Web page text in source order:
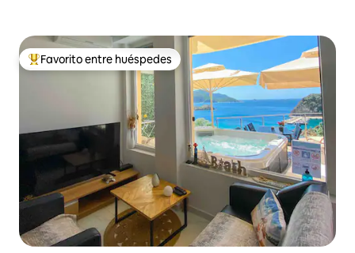
Favorito entre huéspedes preferido
Favorito entre huéspedes